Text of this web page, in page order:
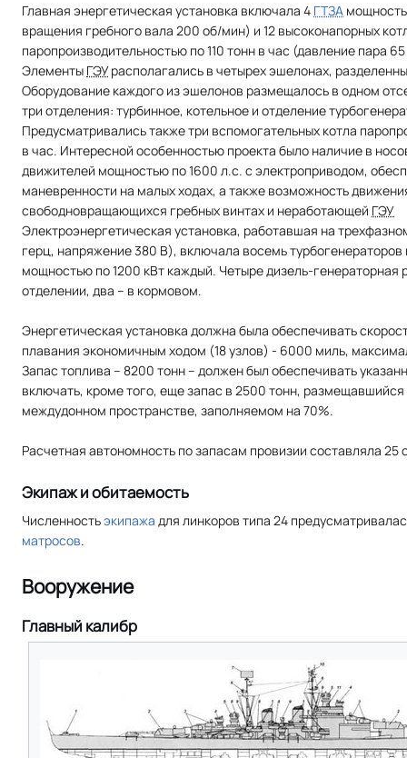
Главная энергетическая установка включала 4 ГТЗА
вращения гребного вала 200 об/мин) и 12 высоконапорных
паропроизводительностью по 110 тонн в час (давление пара
Элементы ГЭУрасполагались в четырех эшелонах,
Оборудование каждого из эшелонов размещалось в одном
три отделения: турбинное, котельное и отделение
Предусматривались также три вспомогательных котла
в час. Интересной особенностью проекта было наличие в
движителей мощностью по 1600 л.с. с электроприводом,
маневренности на малых ходах, а также возможность
свободновращающихся гребных винтах и неработающей ГЭУ
Электроэнергетическая установка, работавшая на
герц, напряжение 380 В), включала восемь
мощностью по 1200 кВт каждый. Четыре дизель-
отделении, два – в кормовом.
Энергетическая установка должна была обеспечивать
плавания экономичным ходом (18 узлов) - 6000 миль,
Запас топлива – 8200 тонн – должен был обеспечивать
включать, кроме того, еще запас в 2500 тонн,
междудонном пространстве, заполняемом на 70%.
Расчетная автономность по запасам провизии составляла 25
Экипаж и обитаемость
Численностьэкипажа для линкоров типа 24
матросов.
Вооружение
Главный калибр